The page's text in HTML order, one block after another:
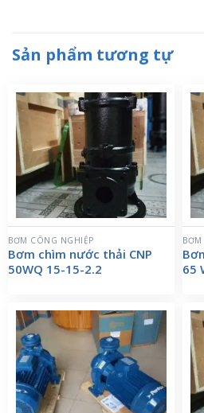
Sản phẩm tương tự
BƠM CÔNG NGHIỆP
Bơm chìm nước thải CNP
50WQ 15-15-2.2
65